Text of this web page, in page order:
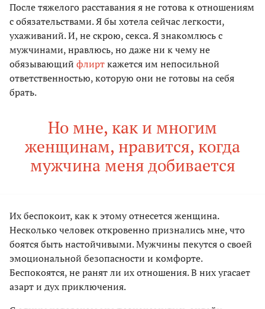
После тяжелого расставания я не готова к отношениям
с обязательствами. Я бы хотела сейчас легкости,
ухаживаний. И, не скрою, секса. Я знакомлюсь с
мужчинами, нравлюсь, но даже ни к чему не
обязывающий флирткажется им непосильной
ответственностью, которую они не готовы на себя
брать.
Но мне, как и многим
женщинам, нравится, когда
мужчина меня добивается
Их беспокоит, как к этому отнесется женщина.
Несколько человек откровенно признались мне, что
боятся быть настойчивыми. Мужчины пекутся о своей
эмоциональной безопасности и комфорте.
Беспокоятся, не ранят ли их отношения. В них угасает
азарт и дух приключения.